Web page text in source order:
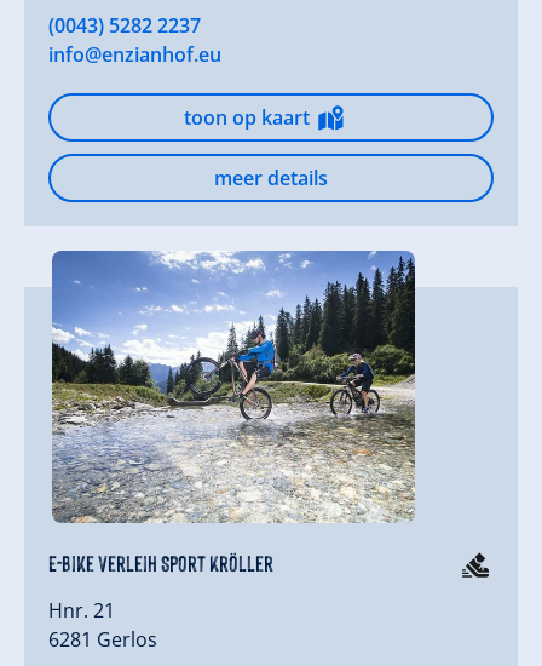
(0043) 5282 2237
info@enzianhof.eu
toon op kaart
meer details
E-Bike Verleih Sport Kröller
Hnr. 21
6281 Gerlos